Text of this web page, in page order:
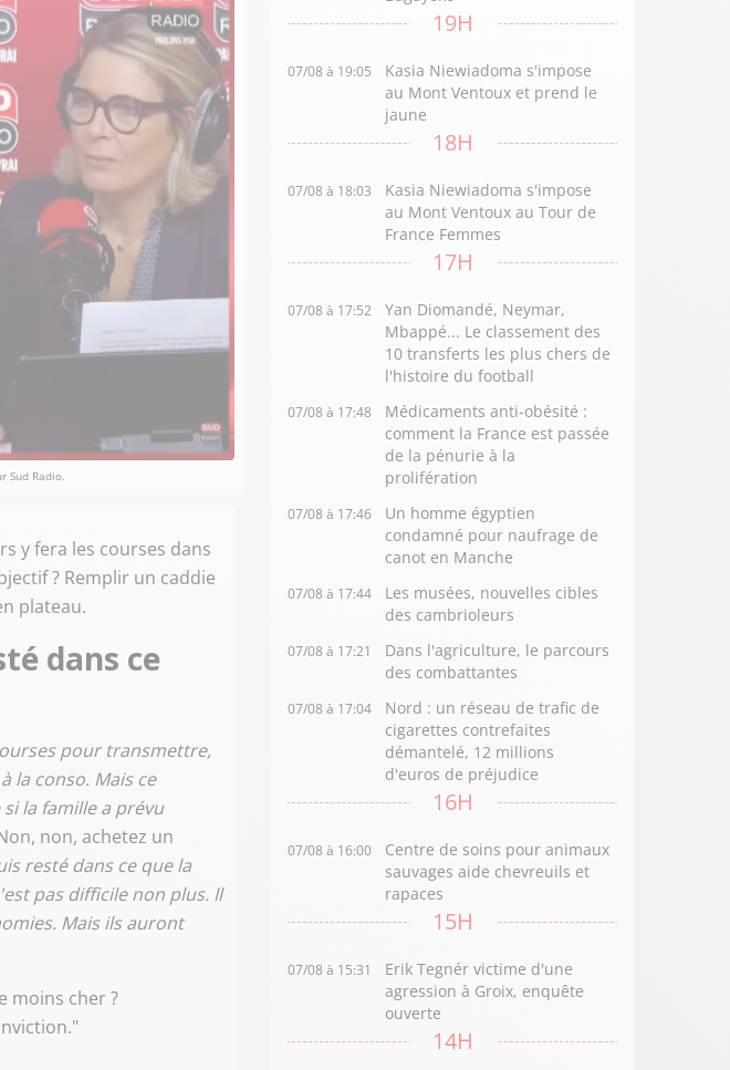
Sud Radio.
y fera les courses dans
? Remplir un caddie
plateau.
dans ce
pour transmettre,
la conso. Mais ce
la famille a prévu
non, achetez un
resté dans ce que la
pas difficile non plus. Il
Mais ils auront
moins cher ?
19H
07/08 à 19:05
Kasia Niewiadoma s'impose
au Mont Ventoux et prend le
jaune
18H
07/08 à 18:03
Kasia Niewiadoma s'impose
au Mont Ventoux au Tour de
France Femmes
17H
07/08 à 17:52
Yan Diomandé, Neymar,
Mbappé... Le classement des
10 transferts les plus chers de
l'histoire du football
07/08 à 17:48
Médicaments anti-obésité :
comment la France est passée
de la pénurie à la
prolifération
07/08 à 17:46
Un homme égyptien
condamné pour naufrage de
canot en Manche
07/08 à 17:44
Les musées, nouvelles cibles
des cambrioleurs
07/08 à 17:21
Dans l'agriculture, le parcours
des combattantes
07/08 à 17:04
Nord : un réseau de trafic de
cigarettes contrefaites
démantelé, 12 millions
d'euros de préjudice
16H
07/08 à 16:00
Centre de soins pour animaux
sauvages aide chevreuils et
rapaces
15H
07/08 à 15:31
Erik Tegnér victime d'une
agression à Groix, enquête
ouverte
14H